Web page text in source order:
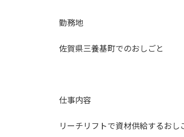
時
:
勤務地
佐賀県三養基町でのおしごと
仕事内容
リーチリフトで資材供給するおし